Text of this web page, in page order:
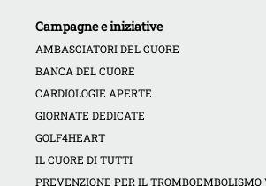
Campagne e iniziative
AMBASCIATORI DEL CUORE
BANCA DEL CUORE
CARDIOLOGIE APERTE
GIORNATE DEDICATE
GOLF4HEART
IL CUORE DI TUTTI
PREVENZIONE PER IL TROMBOEMBOLISMO